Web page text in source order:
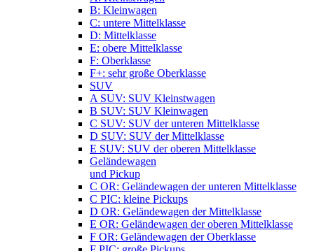
B: Kleinwagen
C: untere Mittelklasse
D: Mittelklasse
E: obere Mittelklasse
F: Oberklasse
F+: sehr große Oberklasse
SUV
A SUV: SUV Kleinstwagen
B SUV: SUV Kleinwagen
C SUV: SUV der unteren Mittelklasse
D SUV: SUV der Mittelklasse
E SUV: SUV der oberen Mittelklasse
Geländewagen
und Pickup
C OR: Geländewagen der unteren Mittelklasse
C PIC: kleine Pickups
D OR: Geländewagen der Mittelklasse
E OR: Geländewagen der oberen Mittelklasse
F OR: Geländewagen der Oberklasse